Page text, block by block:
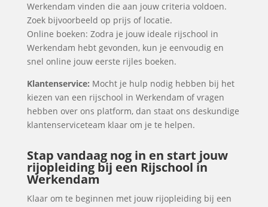
Werkendam vinden die aan jouw criteria voldoen.
Zoek bijvoorbeeld op prijs of locatie.
Online boeken: Zodra je jouw ideale rijschool in
Werkendam hebt gevonden, kun je eenvoudig en
snel online jouw eerste rijles boeken.
Klantenservice: Mocht je hulp nodig hebben bij het
kiezen van een rijschool in Werkendam of vragen
hebben over ons platform, dan staat ons deskundige
klantenserviceteam klaar om je te helpen.
Stap vandaag nog in en start jouw
rijopleiding bij een Rijschool in
Werkendam
Klaar om te beginnen met jouw rijopleiding bij een